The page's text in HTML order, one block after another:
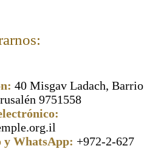
40 Misgav Ladach, Barrio
9751558
y WhatsApp: +972-2-627